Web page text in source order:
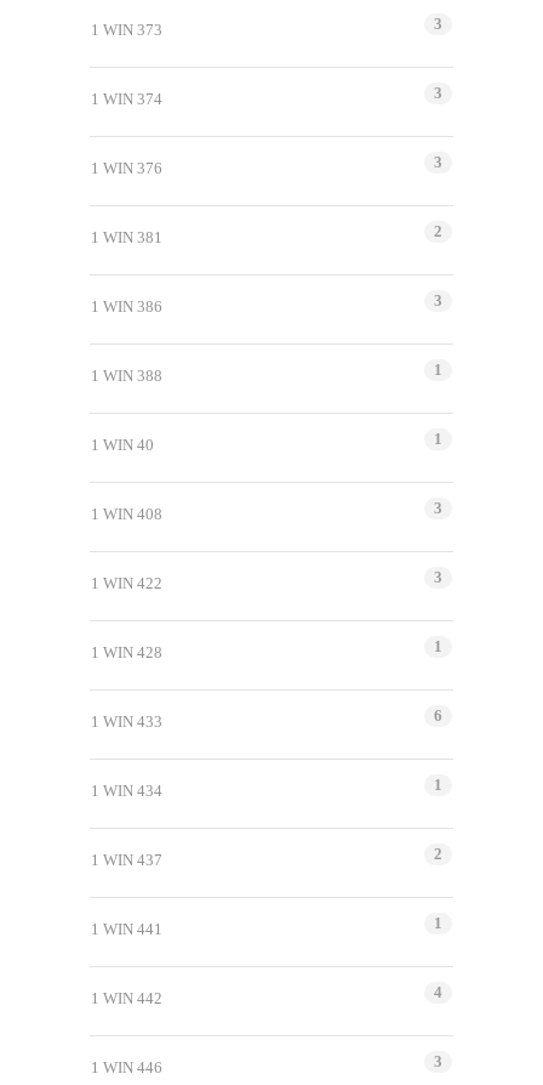
1 WIN 373 3
1 WIN 374 3
1 WIN 376 3
1 WIN 381 2
1 WIN 386 3
1 WIN 388 1
1 WIN 40 1
1 WIN 408 3
1 WIN 422 3
1 WIN 428 1
1 WIN 433 6
1 WIN 434 1
1 WIN 437 2
1 WIN 441 1
1 WIN 442 4
1 WIN 446 3